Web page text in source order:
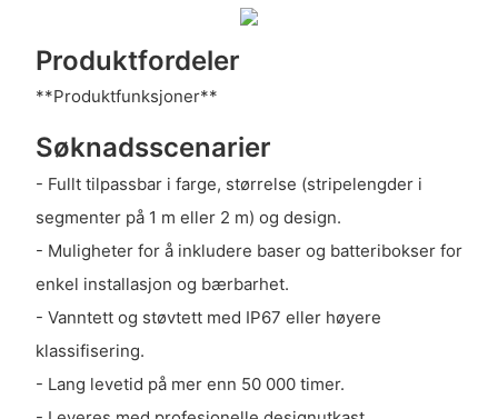
Produktfordeler
**Produktfunksjoner**
Søknadsscenarier
- Fullt tilpassbar i farge, størrelse (stripelengder i
segmenter på 1 m eller 2 m) og design.
- Muligheter for å inkludere baser og batteribokser for
enkel installasjon og bærbarhet.
- Vanntett og støvtett med IP67 eller høyere
klassifisering.
- Lang levetid på mer enn 50 000 timer.